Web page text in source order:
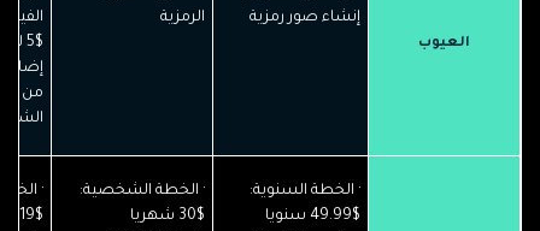
العيوب
إنشاء صور رمزية
الرمزية
$5
من
· الخطة السنوية:
$49.99 سنويا
· الخطة الشخصية:
$30 شهريا
·
$19 شهريا